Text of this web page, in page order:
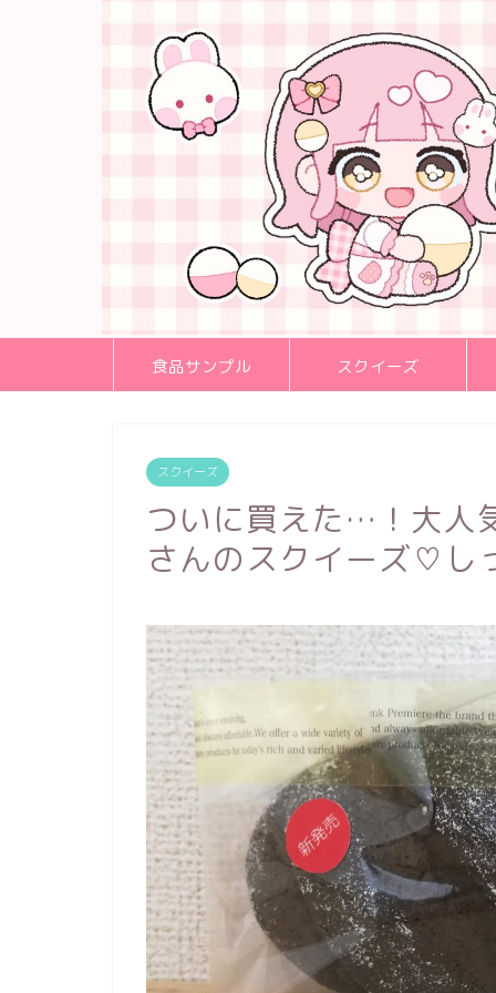
食品サンプル スクイーズ
スクイーズ
ついに買えた…！大人
さんのスクイーズ♡し